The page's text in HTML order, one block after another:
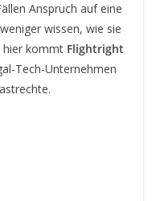
Anspruch auf eine
wissen, wie sie
hier kommt Flightright
Tech-Unternehmen